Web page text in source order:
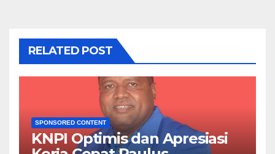
RELATED POST
SPONSORED CONTENT
KNPI Optimis dan Apresiasi